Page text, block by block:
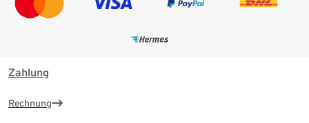
Zahlung
Rechnung